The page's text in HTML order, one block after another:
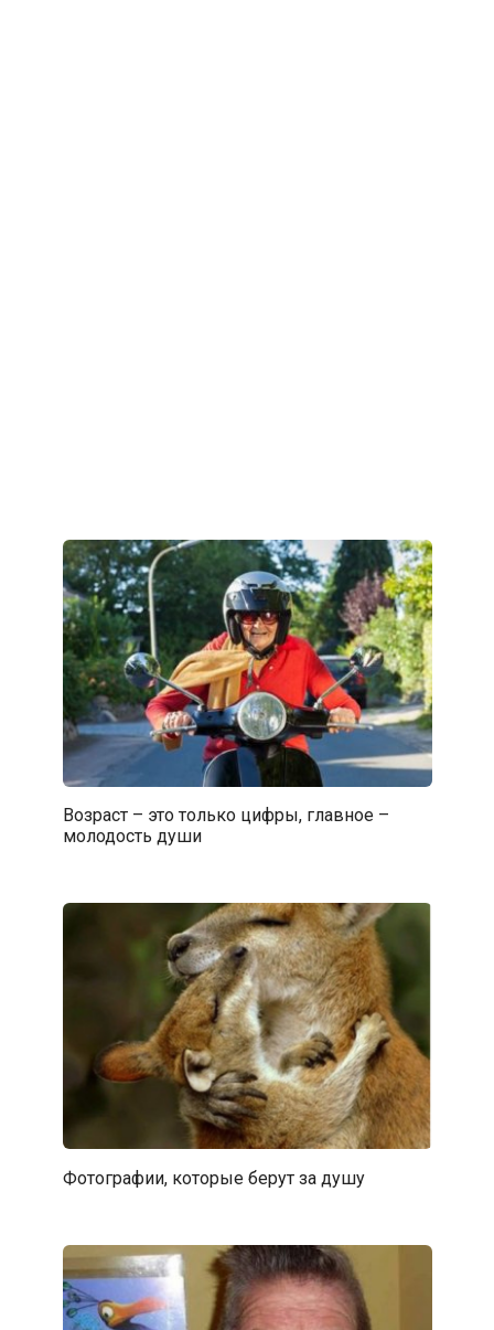
Возраст – это только цифры, главное –
молодость души
Фотографии, которые берут за душу